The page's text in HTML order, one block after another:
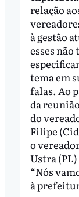
relação
à gestão
esses
tema em
falas. Ao
da
do
Filipe
o
Ustra
“Nós
à